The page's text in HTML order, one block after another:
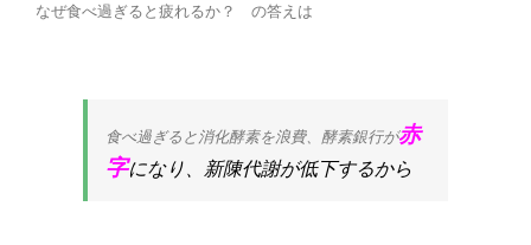
なぜ食べ過ぎると疲れるか？ の答えは
食べ過ぎると消化酵素を浪費、酵素銀行が赤
字になり、新陳代謝が低下するから